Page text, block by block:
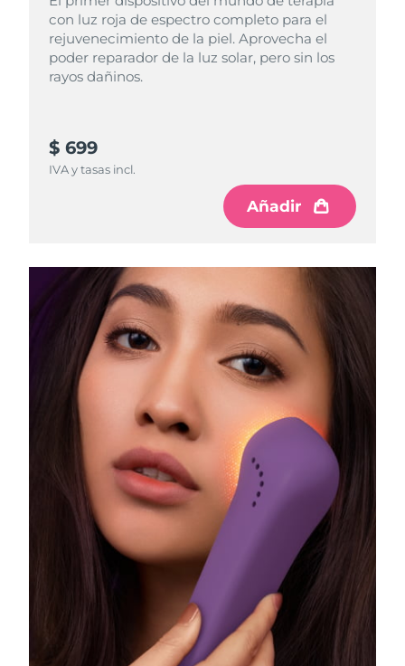
con luz roja de espectro completo para el
rejuvenecimiento de la piel. Aprovecha el
poder reparador de la luz solar, pero sin los
rayos dañinos.
$ 699
IVA y tasas incl.
Añadir